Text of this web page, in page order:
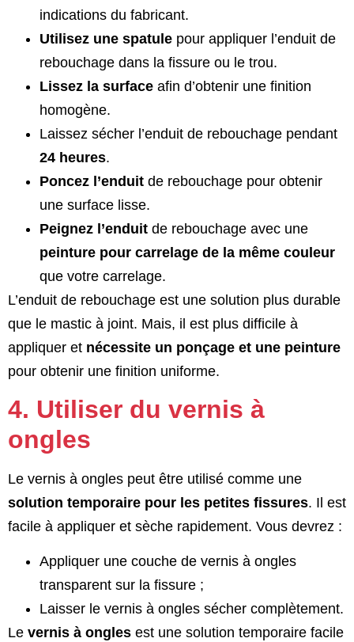
indications du fabricant.
Utilisez une spatule pour appliquer l’enduit de
rebouchage dans la fissure ou le trou.
Lissez la surface afin d’obtenir une finition
homogène.
Laissez sécher l’enduit de rebouchage pendant
24 heures.
Poncez l’enduit de rebouchage pour obtenir
une surface lisse.
Peignez l’enduit de rebouchage avec une
peinture pour carrelage de la même couleur
que votre carrelage.
L’enduit de rebouchage est une solution plus durable
que le mastic à joint. Mais, il est plus difficile à
appliquer et nécessite un ponçage et une peinture
pour obtenir une finition uniforme.
4. Utiliser du vernis à
ongles
Le vernis à ongles peut être utilisé comme une
solution temporaire pour les petites fissures. Il est
facile à appliquer et sèche rapidement. Vous devrez :
Appliquer une couche de vernis à ongles
transparent sur la fissure ;
Laisser le vernis à ongles sécher complètement.
Le vernis à ongles est une solution temporaire facile